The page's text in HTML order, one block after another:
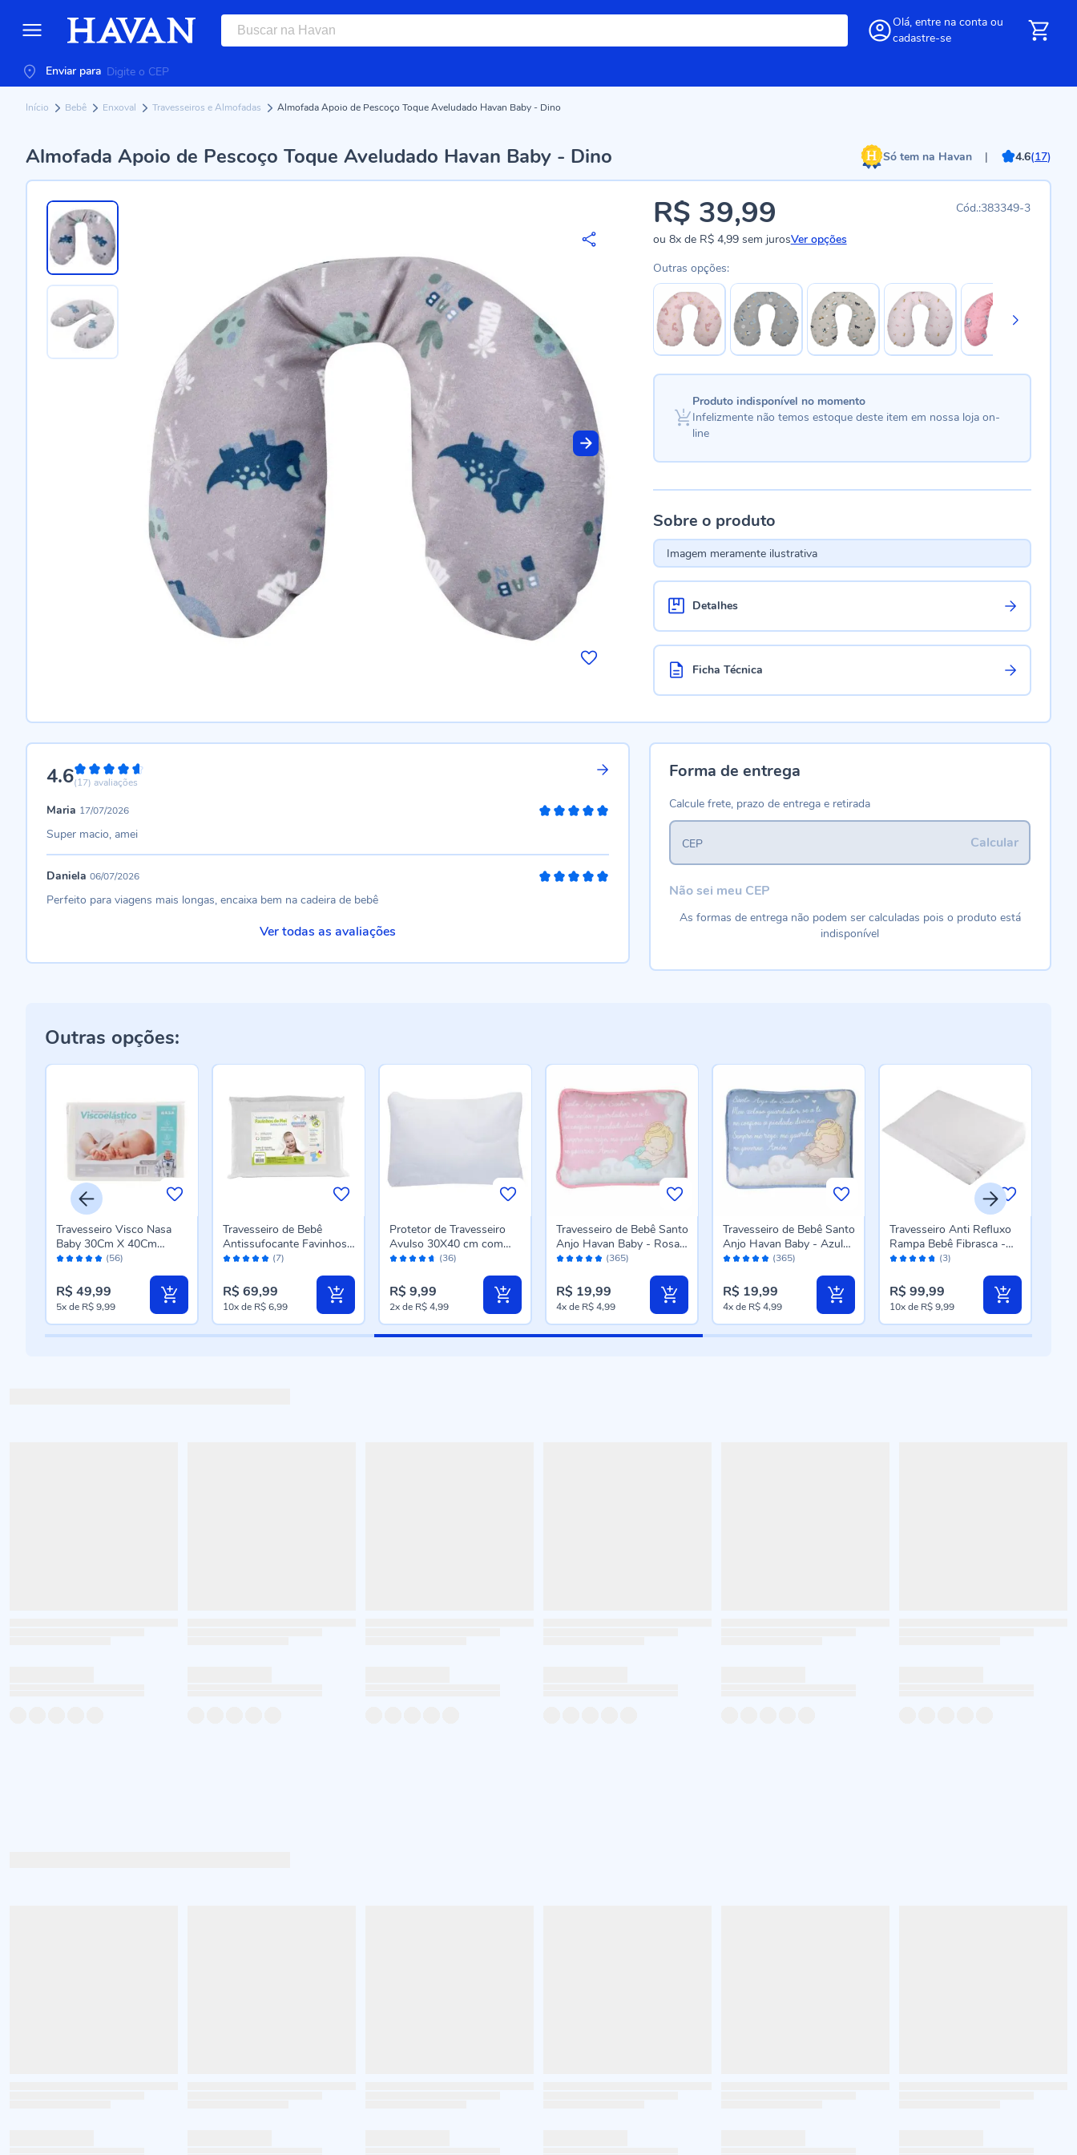
Olá, entre na conta ou
cadastre-se
Enviar para
Início Bebê Enxoval Travesseiros e Almofadas Almofada Apoio de Pescoço Toque Aveludado Havan Baby - Dino
Almofada Apoio de Pescoço Toque Aveludado Havan Baby - Dino Só tem na Havan | 4.6(17)
383349-3
R$ 39,99
ou 8xde R$ 4,99sem jurosVer opções
Outras opções:
Produto indisponível no momento
Infelizmente não temos estoque deste item em nossa loja on-
line
Sobre o produto
Imagem meramente ilustrativa
Detalhes
Ficha Técnica
4.692%
(17) avaliações
Maria 17/07/2026
Super macio, amei
Daniela 06/07/2026
Perfeito para viagens mais longas, encaixa bem na cadeira de bebê
Ver todas as avaliações
Forma de entrega
Calcule frete, prazo de entrega e retirada
Calcular
CEP
Não sei meu CEP
As formas de entrega não podem ser calculadas pois o produto está
indisponível
Outras opções:
Avaliação: (56)
Travesseiro Visco Nasa
Baby 30Cm X 40Cm
Marcbrayn - Branco
R$ 49,99
5xde R$ 9,99
Avaliação: (7)
Travesseiro de Bebê
Antissufocante Favinhos
de Mel Baby Fibracasa -
R$ 69,99
10xde R$ 6,99
Avaliação: (36)
Protetor de Travesseiro
Avulso 30X40 cm com
Zíper Havan Baby -
R$ 9,99
2xde R$ 4,99
Avaliação: (365)
Travesseiro de Bebê Santo
Anjo Havan Baby - Rosa
Claro
R$ 19,99
4xde R$ 4,99
Avaliação: (365)
Travesseiro de Bebê Santo
Anjo Havan Baby - Azul
Claro
R$ 19,99
4xde R$ 4,99
Avaliação: (3)
Travesseiro Anti Refluxo
Rampa Bebê Fibrasca -
Branco
R$ 99,99
10xde R$ 9,99